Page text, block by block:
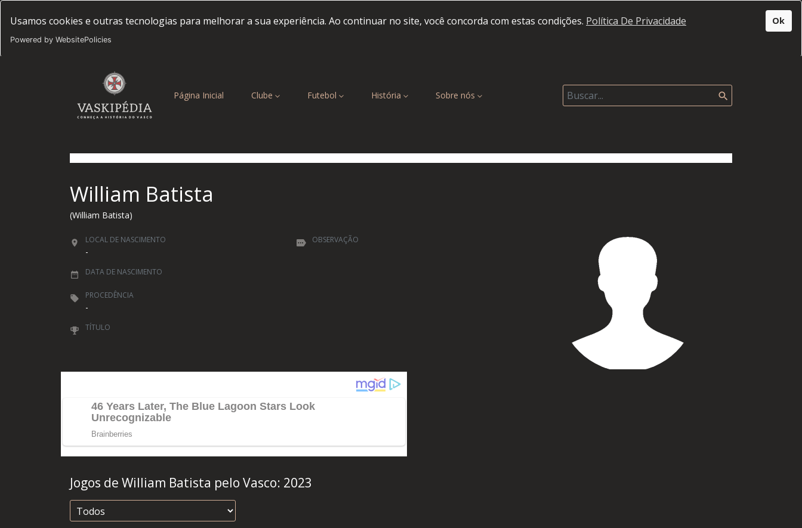
Usamos cookies e outras tecnologias para melhorar a sua experiência. Ao continuar no site, você concorda com estas condições. Política De Privacidade Ok
Powered by WebsitePolicies
Página Inicial (current)Clube Futebol História Sobre nós
William Batista
(William Batista)
LOCAL DE NASCIMENTO
-
DATA DE NASCIMENTO
PROCEDÊNCIA
-
TÍTULO
OBSERVAÇÃO
Jogos de William Batista pelo Vasco: 2023